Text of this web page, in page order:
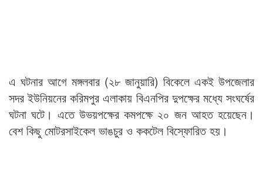
এ ঘটনার আগে মঙ্গলবার (২৮ জানুয়ারি) বিকেলে একই উপজেলার
সদর ইউনিয়নের করিমপুর এলাকায় বিএনপির দুপক্ষের মধ্যে সংঘর্ষের
ঘটনা ঘটে। এতে উভয়পক্ষের কমপক্ষে ২০ জন আহত হয়েছেন।
বেশ কিছু মোটরসাইকেল ভাঙচুর ও ককটেল বিস্ফোরিত হয়।